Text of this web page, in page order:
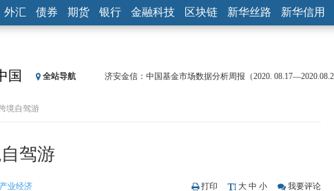
外汇 债券 期货 银行 金融科技 区块链 新华丝路 新华信用
国 全站导航
济安金信：中国基金市场数据分析周报（2020.
央行公开市场净投放300亿元 短端资金利率明显下行
境自驾游
驾游
产业经济 打印 大 中 小 我要评论